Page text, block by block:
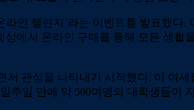
인 챌린지’라는 이벤트를 발표했
에서 온라인 구매를 통해 모든 생
관심을 나타내기 시작했다. 이 여
주일 만에 약 500여명의 대학생들이